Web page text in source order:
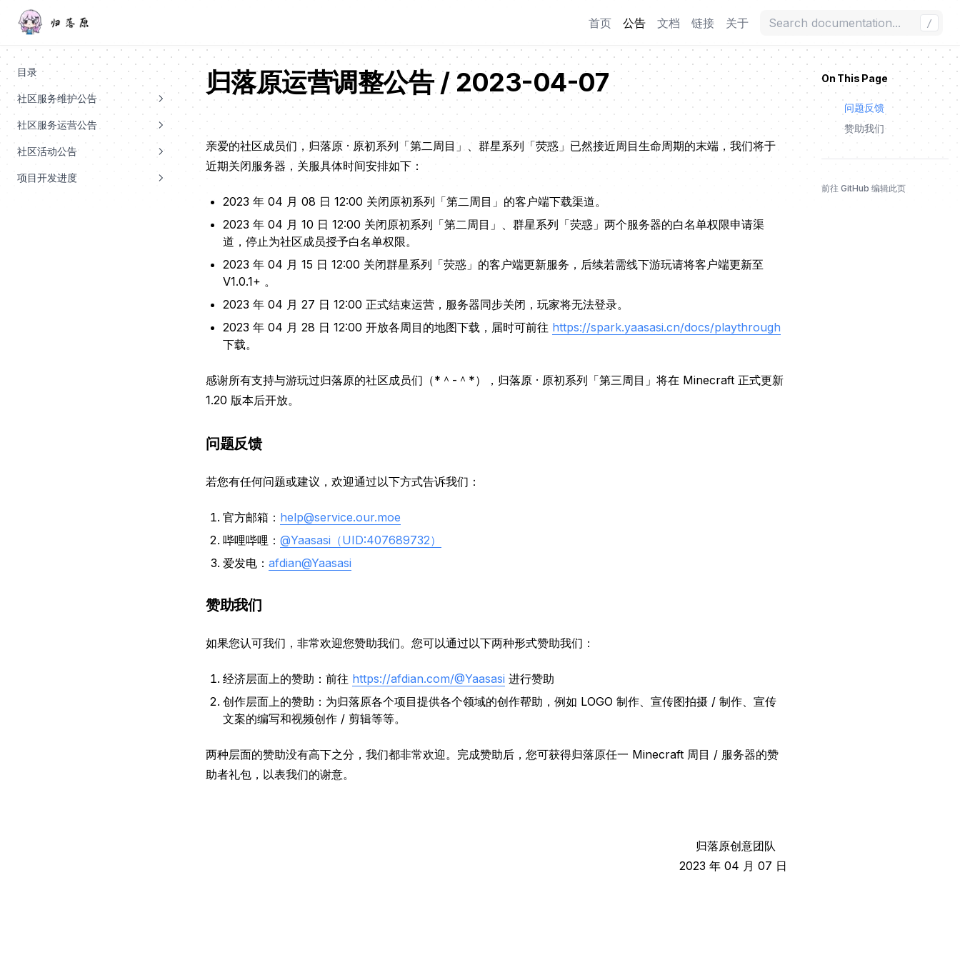
首页 公告 文档 链接 关于 /
目录
社区服务维护公告
社区服务运营公告
社区活动公告
项目开发进度
归落原运营调整公告 / 2023-04-07
亲爱的社区成员们，归落原 · 原初系列「第二周目」、群星系列「荧惑」已然接近周目生命周期的末端，我们将于
近期关闭服务器，关服具体时间安排如下：
2023 年 04 月 08 日 12:00 关闭原初系列「第二周目」的客户端下载渠道。
2023 年 04 月 10 日 12:00 关闭原初系列「第二周目」、群星系列「荧惑」两个服务器的白名单权限申请渠
道，停止为社区成员授予白名单权限。
2023 年 04 月 15 日 12:00 关闭群星系列「荧惑」的客户端更新服务，后续若需线下游玩请将客户端更新至
V1.0.1+ 。
2023 年 04 月 27 日 12:00 正式结束运营，服务器同步关闭，玩家将无法登录。
2023 年 04 月 28 日 12:00 开放各周目的地图下载，届时可前往 https://spark.yaasasi.cn/docs/playthrough
下载。
感谢所有支持与游玩过归落原的社区成员们（*＾-＾*），归落原 · 原初系列「第三周目」将在 Minecraft 正式更新
1.20 版本后开放。
问题反馈
若您有任何问题或建议，欢迎通过以下方式告诉我们：
官方邮箱： help@service.our.moe
哔哩哔哩： @Yaasasi（UID:407689732）
爱发电： afdian@Yaasasi
赞助我们
如果您认可我们，非常欢迎您赞助我们。您可以通过以下两种形式赞助我们：
经济层面上的赞助：前往 https://afdian.com/@Yaasasi 进行赞助
创作层面上的赞助：为归落原各个项目提供各个领域的创作帮助，例如 LOGO 制作、宣传图拍摄 / 制作、宣传
文案的编写和视频创作 / 剪辑等等。
两种层面的赞助没有高下之分，我们都非常欢迎。完成赞助后，您可获得归落原任一 Minecraft 周目 / 服务器的赞
助者礼包，以表我们的谢意。
归落原创意团队
2023 年 04 月 07 日
On This Page
问题反馈
赞助我们
前往 GitHub 编辑此页